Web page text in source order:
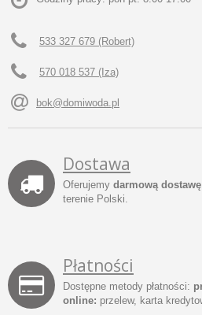
533 327 679 (Robert)
570 018 537 (Iza)
bok@domiwoda.pl
Dostawa
Oferujemy darmową dostawę
terenie Polski.
Płatności
Dostępne metody płatności:
online: przelew, karta